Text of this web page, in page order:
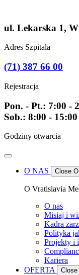
treści
ul. Lekarska 1,
Adres Szpitala
(71) 387 66 00
Rejestracja
Pon. - Pt.: 7:00 -
Sob.: 8:00 - 15:00
Godziny otwarcia
O NAS Close
O Vratislavia
O nas
Misiaj i
Kadra
Polityka
Projekty i
Kariera
OFERTA
Close